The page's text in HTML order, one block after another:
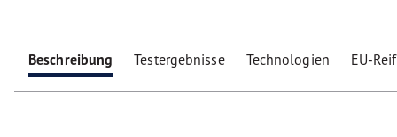
Beschreibung Testergebnisse Technologien EU-